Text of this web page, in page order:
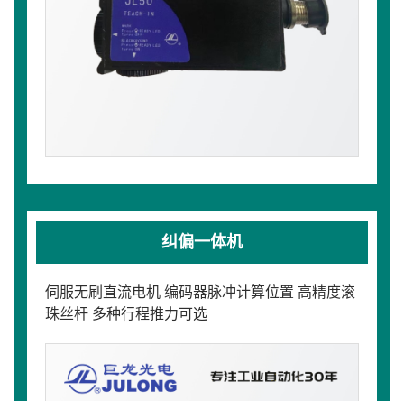
纠偏一体机
伺服无刷直流电机 编码器脉冲计算位置 高精度滚
珠丝杆 多种行程推力可选